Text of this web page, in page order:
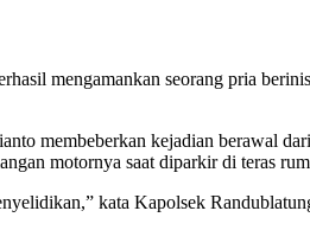
mengamankan seorang pria
membeberkan kejadian berawal
motornya saat diparkir di teras
kata Kapolsek